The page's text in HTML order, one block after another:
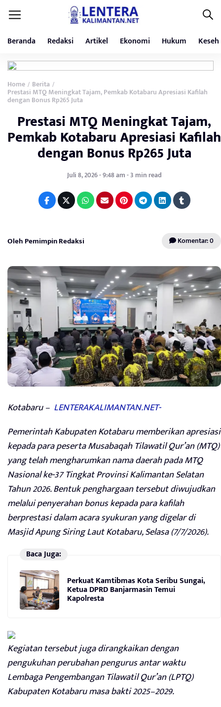
Beranda Redaksi Artikel Ekonomi Hukum
Home / Berita /
Prestasi MTQ Meningkat Tajam, Pemkab Kotabaru Apresiasi Kafilah
dengan Bonus Rp265 Juta
Prestasi MTQ Meningkat Tajam,
Pemkab Kotabaru Apresiasi Kafilah
dengan Bonus Rp265 Juta
Juli 8, 2026 - 9:48 am - 3 min read
Oleh Pemimpin Redaksi Komentar: 0
Kotabaru – LENTERAKALIMANTAN.NET-
Pemerintah Kabupaten Kotabaru memberikan apresiasi
kepada para peserta Musabaqah Tilawatil Qur’an (MTQ)
yang telah mengharumkan nama daerah pada MTQ
Nasional ke-37 Tingkat Provinsi Kalimantan Selatan
Tahun 2026. Bentuk penghargaan tersebut diwujudkan
melalui penyerahan bonus kepada para kafilah
berprestasi dalam acara syukuran yang digelar di
Masjid Apung Siring Laut Kotabaru, Selasa (7/7/2026).
Baca Juga:
Perkuat Kamtibmas Kota Seribu Sungai,
Ketua DPRD Banjarmasin Temui
Kapolresta
Kegiatan tersebut juga dirangkaikan dengan
pengukuhan perubahan pengurus antar waktu
Lembaga Pengembangan Tilawatil Qur’an (LPTQ)
Kabupaten Kotabaru masa bakti 2025–2029.